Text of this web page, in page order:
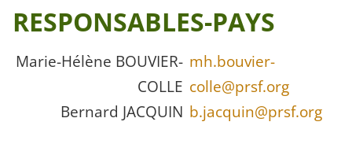
RESPONSABLES-PAYS
Marie-Hélène BOUVIER-
COLLE
mh.bouvier-
colle@prsf.org
Bernard JACQUIN b.jacquin@prsf.org